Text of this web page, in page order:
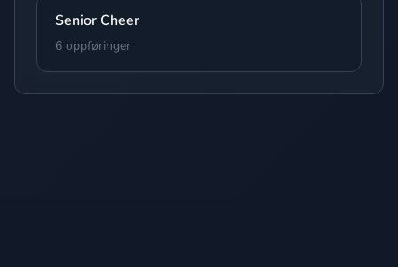
Senior Cheer
6 oppføringer